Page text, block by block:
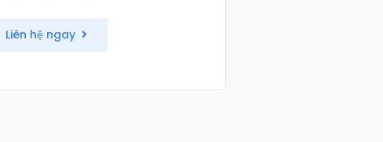
Liên hệ ngay